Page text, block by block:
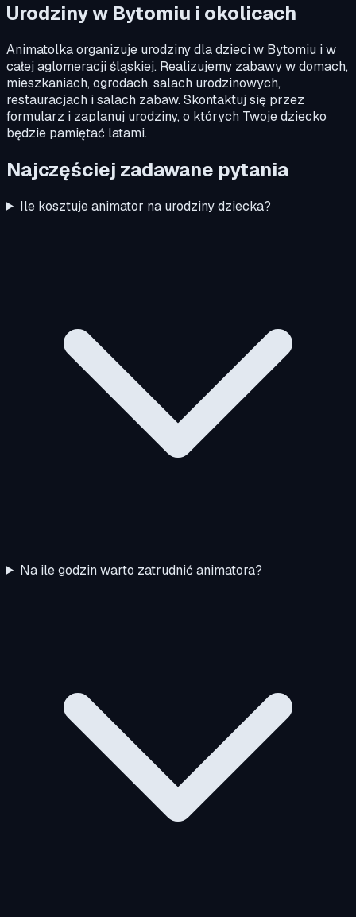
Urodziny w Bytomiu i okolicach
Animatolka organizuje urodziny dla dzieci w Bytomiu i w
całej aglomeracji śląskiej. Realizujemy zabawy w domach,
mieszkaniach, ogrodach, salach urodzinowych,
restauracjach i salach zabaw. Skontaktuj się przez
formularz i zaplanuj urodziny, o których Twoje dziecko
będzie pamiętać latami.
Najczęściej zadawane pytania
Ile kosztuje animator na urodziny dziecka?
Na ile godzin warto zatrudnić animatora?